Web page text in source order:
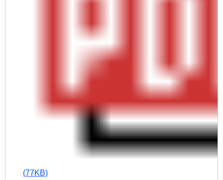
(77KB)